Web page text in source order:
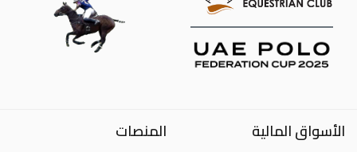
الأسواق المالية المنصات